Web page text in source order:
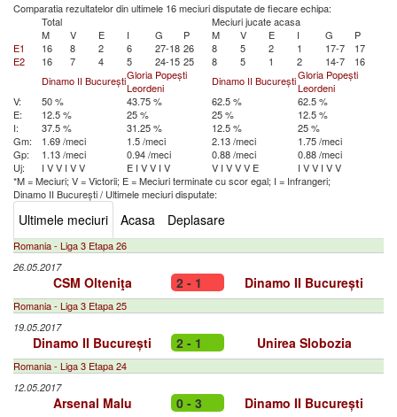
Comparatia rezultatelor din ultimele 16 meciuri disputate de fiecare echipa:
Total
Meciuri jucate acasa
M
V E I G P M V E I G
P
E1
16 8 2 6 27-18 26 8 5 2 1 17-7
17
E2
16 7 4 5 24-15 25 8 5 1 2 14-7
16
Dinamo II BucureștiGloria Popești
Leordeni
Dinamo II BucureștiGloria Popești
Leordeni
V:
50 % 43.75 % 62.5 %
62.5 %
E:
12.5 % 25 % 25 %
12.5 %
I:
37.5 % 31.25 % 12.5 %
25 %
Gm:
1.69 /meci 1.5 /meci 2.13 /meci
1.75 /meci
Gp:
1.13 /meci 0.94 /meci 0.88 /meci
0.88 /meci
Uj:
I VV I VV E I VV I V V I VVV E I VV I VV
*M = Meciuri; V = Victorii; E = Meciuri terminate cu scor egal; I = Infrangeri;
Dinamo II București/ Ultimele meciuri disputate:
Ultimele meciuri Acasa Deplasare
Romania - Liga 3 Etapa 26
26.05.2017
CSM Olteniţa 2 - 1 Dinamo II București
Romania - Liga 3 Etapa 25
19.05.2017
Dinamo II București 2 - 1 Unirea Slobozia
Romania - Liga 3 Etapa 24
12.05.2017
Arsenal Malu 0 - 3 Dinamo II București